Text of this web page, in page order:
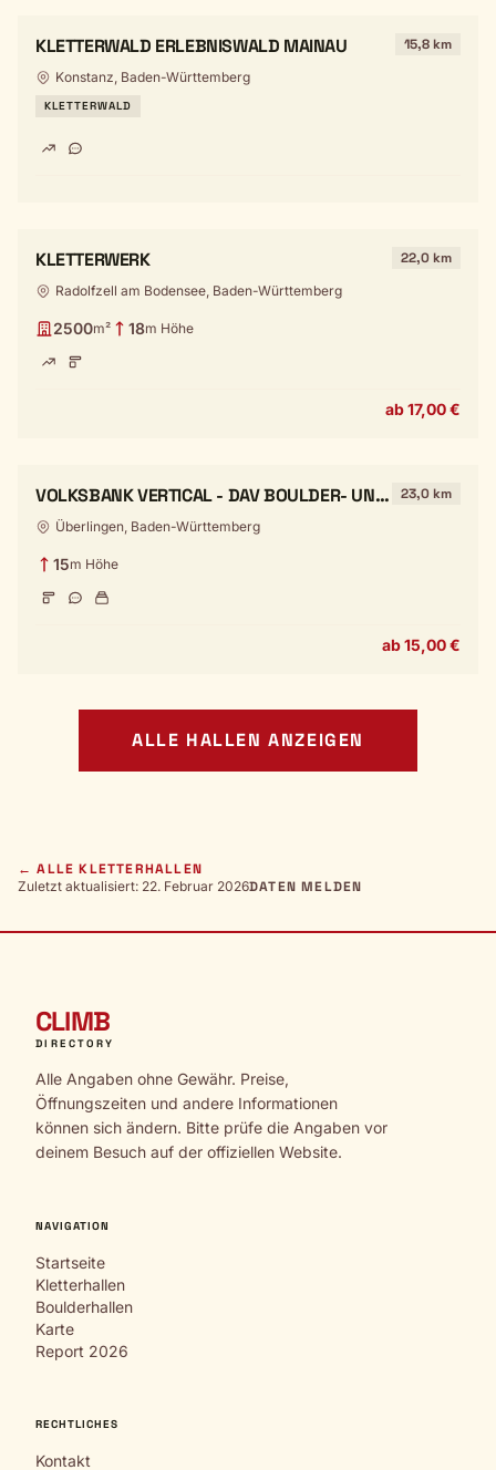
KLETTERWALD ERLEBNISWALD MAINAU 15,8 km
Konstanz, Baden-Württemberg
KLETTERWALD
KLETTERWERK 22,0 km
Radolfzell am Bodensee, Baden-Württemberg
2500m² 18m Höhe
ab 17,00 €
VOLKSBANK VERTICAL - DAV BOULDER- UND
KLETTERZENTRUM ÜBERLINGEN
23,0 km
Überlingen, Baden-Württemberg
15m Höhe
ab 15,00 €
ALLE HALLEN ANZEIGEN
← ALLE KLETTERHALLEN
Zuletzt aktualisiert: 22. Februar 2026DATEN MELDEN
CLIMB
DIRECTORY
Alle Angaben ohne Gewähr. Preise,
Öffnungszeiten und andere Informationen
können sich ändern. Bitte prüfe die Angaben vor
deinem Besuch auf der offiziellen Website.
NAVIGATION
Startseite
Kletterhallen
Boulderhallen
Karte
Report 2026
RECHTLICHES
Kontakt